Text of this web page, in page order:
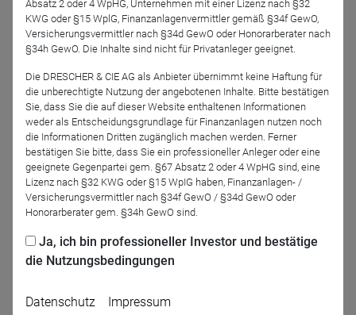
Referenten
Frank Thelen
TEQ Capital
Marvin Wenserski
TEQ Capital
Jetzt für das Partner-Webinar anmelden
Absatz 2 oder 4 WpHG, Unternehmen mit einer Lizenz nach §32
KWG oder §15 WplG, Finanzanlagenvermittler gemäß §34f GewO,
Versicherungsvermittler nach §34d GewO oder Honorarberater nach
§34h GewO. Die Inhalte sind nicht für Privatanleger geeignet.
Die DRESCHER & CIE AG als Anbieter übernimmt keine Haftung für
die unberechtigte Nutzung der angebotenen Inhalte. Bitte bestätigen
Sie, dass Sie die auf dieser Website enthaltenen Informationen
weder als Entscheidungsgrundlage für Finanzanlagen nutzen noch
die Informationen Dritten zugänglich machen werden. Ferner
bestätigen Sie bitte, dass Sie ein professioneller Anleger oder eine
geeignete Gegenpartei gem. §67 Absatz 2 oder 4 WpHG sind, eine
Lizenz nach §32 KWG oder §15 WpIG haben, Finanzanlagen- /
Versicherungsvermittler nach §34f GewO / §34d GewO oder
Honorarberater gem. §34h GewO sind.
Ja, ich bin professioneller Investor und bestätige
die Nutzungsbedingungen
Datenschutz Impressum